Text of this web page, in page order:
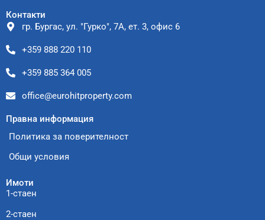
Контакти
гр. Бургас, ул. "Гурко", 7А, ет. 3, офис 6
+359 888 220 110
+359 885 364 005
office@eurohitproperty.com
Правна информация
Политика за поверителност
Общи условия
Имоти
1-стаен
2-стаен